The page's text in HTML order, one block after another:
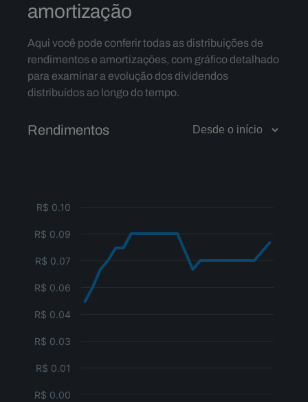
amortização
Aqui você pode conferir todas as distribuições de
rendimentos e amortizações, com gráfico detalhado
para examinar a evolução dos dividendos
distribuídos ao longo do tempo.
Rendimentos
R$ 0.00
R$ 0.01
R$ 0.03
R$ 0.04
R$ 0.06
R$ 0.07
R$ 0.09
R$ 0.10